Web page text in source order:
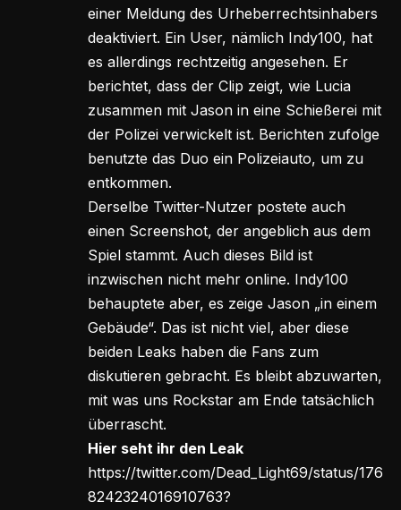
einer Meldung des Urheberrechtsinhabers
deaktiviert. Ein User, nämlich Indy100, hat
es allerdings rechtzeitig angesehen. Er
berichtet, dass der Clip zeigt, wie Lucia
zusammen mit Jason in eine Schießerei mit
der Polizei verwickelt ist. Berichten zufolge
benutzte das Duo ein Polizeiauto, um zu
entkommen.
Derselbe Twitter-Nutzer postete auch
einen Screenshot, der angeblich aus dem
Spiel stammt. Auch dieses Bild ist
inzwischen nicht mehr online. Indy100
behauptete aber, es zeige Jason „in einem
Gebäude“. Das ist nicht viel, aber diese
beiden Leaks haben die Fans zum
diskutieren gebracht. Es bleibt abzuwarten,
mit was uns Rockstar am Ende tatsächlich
überrascht.
Hier seht ihr den Leak
https://twitter.com/Dead_Light69/status/176
8242324016910763?